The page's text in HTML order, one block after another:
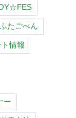
ふたごべん
情報
ー